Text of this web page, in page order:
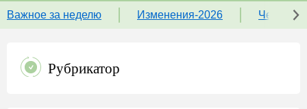
Важное за неделю Изменения-2026 Чек-
Рубрикатор